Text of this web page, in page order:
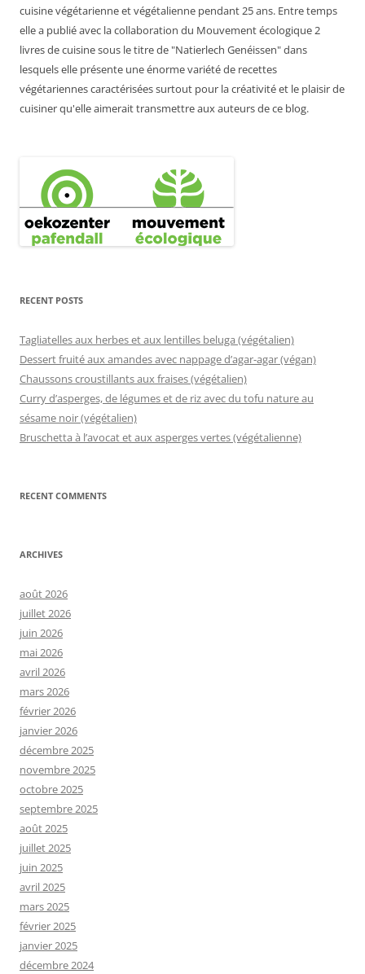
cuisine végétarienne et végétalienne pendant 25 ans. Entre temps
elle a publié avec la collaboration du Mouvement écologique 2
livres de cuisine sous le titre de "Natierlech Genéissen" dans
lesquels elle présente une énorme variété de recettes
végétariennes caractérisées surtout pour la créativité et le plaisir de
cuisiner qu'elle aimerait transmettre aux auteurs de ce blog.
RECENT POSTS
Tagliatelles aux herbes et aux lentilles beluga (végétalien)
Dessert fruité aux amandes avec nappage d’agar-agar (végan)
Chaussons croustillants aux fraises (végétalien)
Curry d’asperges, de légumes et de riz avec du tofu nature au
sésame noir (végétalien)
Bruschetta à l’avocat et aux asperges vertes (végétalienne)
RECENT COMMENTS
ARCHIVES
août 2026
juillet 2026
juin 2026
mai 2026
avril 2026
mars 2026
février 2026
janvier 2026
décembre 2025
novembre 2025
octobre 2025
septembre 2025
août 2025
juillet 2025
juin 2025
avril 2025
mars 2025
février 2025
janvier 2025
décembre 2024